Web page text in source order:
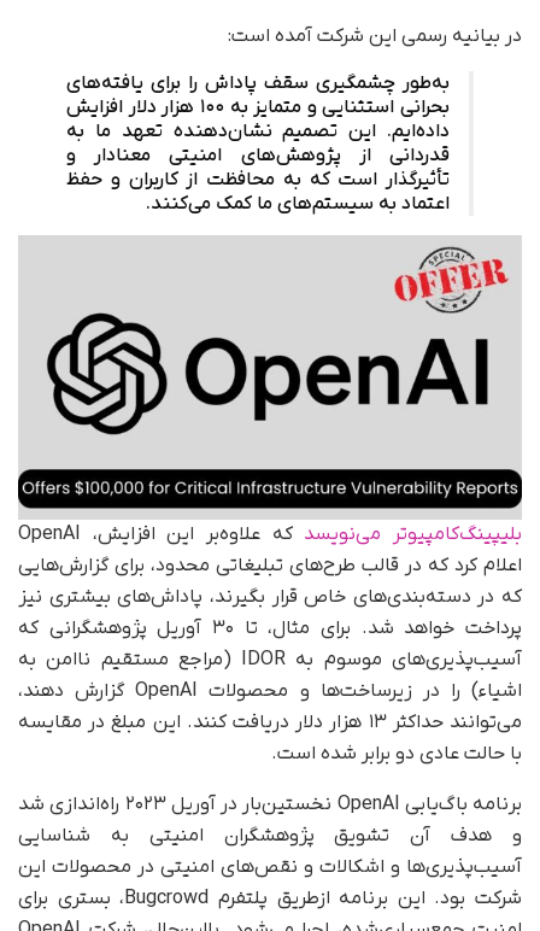
در بیانیه رسمی این شرکت آمده است:
به‌طور چشمگیری سقف پاداش را برای یافته‌های
بحرانی استثنایی و متمایز به ۱۰۰ هزار دلار افزایش
داده‌ایم. این تصمیم نشان‌دهنده تعهد ما به
قدردانی از پژوهش‌های امنیتی معنادار و
تأثیرگذار است که به محافظت از کاربران و حفظ
اعتماد به سیستم‌های ما کمک می‌کنند.
بلیپینگ‌کامپیوتر می‌نویسد
که علاوه‌بر این افزایش، OpenAI
اعلام کرد که در قالب طرح‌های تبلیغاتی محدود، برای گزارش‌هایی
که در دسته‌بندی‌های خاص قرار بگیرند، پاداش‌های بیشتری نیز
پرداخت خواهد شد. برای مثال، تا ۳۰ آوریل پژوهشگرانی که
آسیب‌پذیری‌های موسوم به IDOR (مراجع مستقیم ناامن به
اشیاء) را در زیرساخت‌ها و محصولات OpenAI گزارش دهند،
می‌توانند حداکثر ۱۳ هزار دلار دریافت کنند. این مبلغ در مقایسه
با حالت عادی دو برابر شده است.
برنامه باگ‌یابی OpenAI نخستین‌بار در آوریل ۲۰۲۳ راه‌اندازی شد
و هدف آن تشویق پژوهشگران امنیتی به شناسایی
آسیب‌پذیری‌ها و اشکالات و نقص‌های امنیتی در محصولات این
شرکت بود. این برنامه ازطریق پلتفرم Bugcrowd، بستری برای